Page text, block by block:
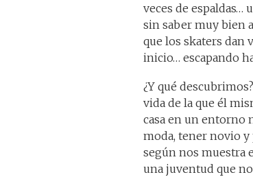
veces de espaldas…
sin saber muy bien
que los skaters dan
inicio… escapando
¿Y qué
vida de la que él
casa en un entorno
moda, tener novio y
según nos muestra
una juventud que